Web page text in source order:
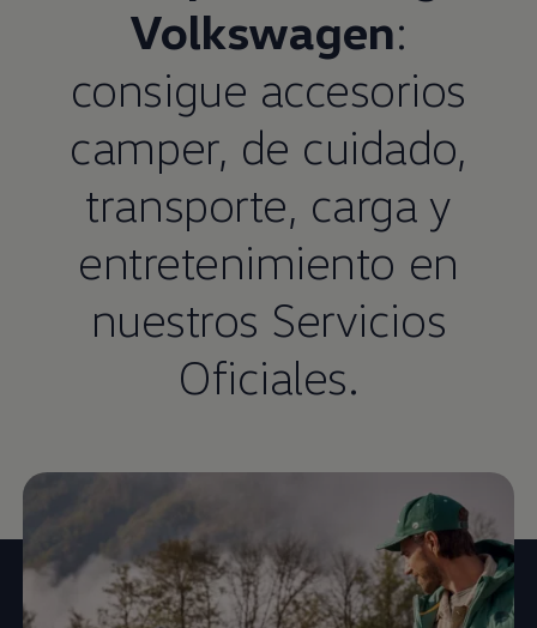
Volkswagen:
consigue accesorios
camper, de cuidado,
transporte, carga y
entretenimiento en
nuestros Servicios
Oficiales.